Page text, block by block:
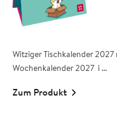
Witziger Tischkalender
Wochenkalender 2027 i ...
Zum Produkt